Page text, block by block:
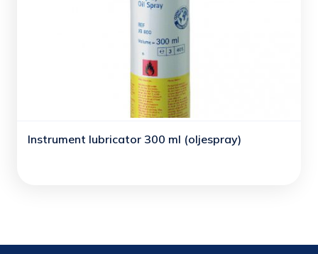
Instrument lubricator 300 ml (oljespray)